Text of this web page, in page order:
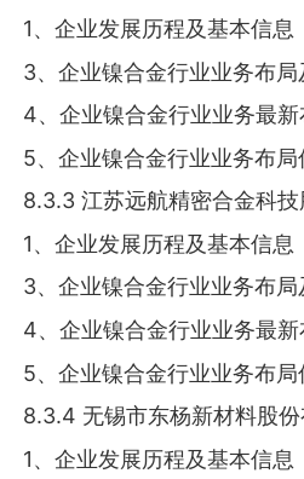
1、企业发展历程及基本信息
3、企业镍合金行业业务布
4、企业镍合金行业业务最
5、企业镍合金行业业务布
8.3.3 江苏远航精密合金科技
1、企业发展历程及基本信息
3、企业镍合金行业业务布
4、企业镍合金行业业务最
5、企业镍合金行业业务布
8.3.4 无锡市东杨新材料股份
1、企业发展历程及基本信息